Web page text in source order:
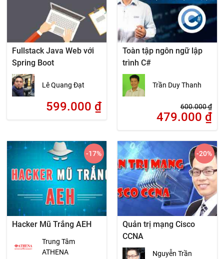
Fullstack Java Web với
Spring Boot
Lê Quang Đạt
599.000 ₫
Toàn tập ngôn ngữ lập
trình C#
Trần Duy Thanh
600.000₫
479.000 ₫
Hacker Mũ Trắng AEH
Trung Tâm
ATHENA
-17%
Quản trị mạng Cisco
CCNA
Nguyễn Trần
-20%